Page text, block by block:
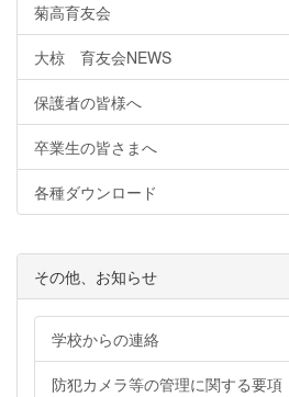
菊高育友会
大椋 育友会NEWS
保護者の皆様へ
卒業生の皆さまへ
各種ダウンロード
その他、お知らせ
学校からの連絡
防犯カメラ等の管理に関する要項